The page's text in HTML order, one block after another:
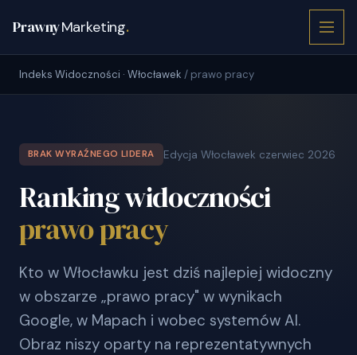
PrawnyMarketing.
Indeks Widoczności · Włocławek / prawo pracy
BRAK WYRAŹNEGO LIDERA Edycja Włocławek czerwiec 2026
Ranking widoczności
prawo pracy
Kto w Włocławku jest dziś najlepiej widoczny
w obszarze „prawo pracy" w wynikach
Google, w Mapach i wobec systemów AI.
Obraz niszy oparty na reprezentatywnych